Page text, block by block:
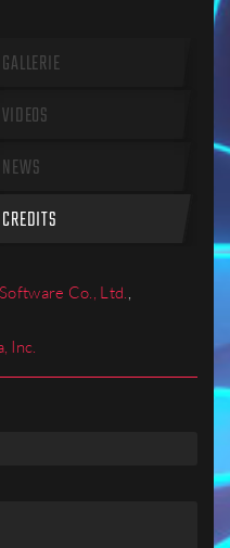
GALLERIE
VIDEOS
NEWS
CREDITS
Co., Ltd.,
Inc.